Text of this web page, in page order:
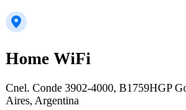
Home WiFi
Cnel. Conde 3902-4000, B1759HGP
Aires, Argentina